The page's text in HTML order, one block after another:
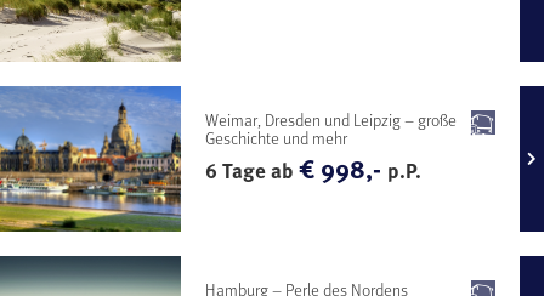
Weimar, Dresden und Leipzig – große
Geschichte und mehr
6 Tage ab€ 998,- p.P.
Hamburg – Perle des Nordens